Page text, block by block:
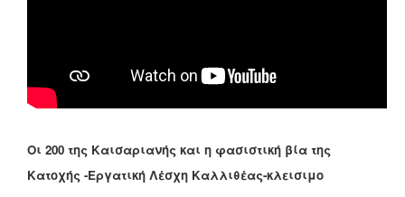
Οι 200 της Καισαριανής και η φασιστική βία της
Κατοχής -Εργατική Λέσχη Καλλιθέας-κλεισιμο